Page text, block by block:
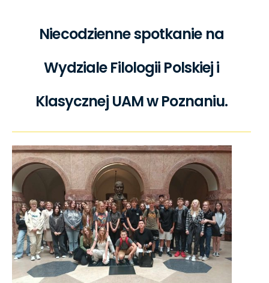
Niecodzienne spotkanie na
Wydziale Filologii Polskiej i
Klasycznej UAM w Poznaniu.